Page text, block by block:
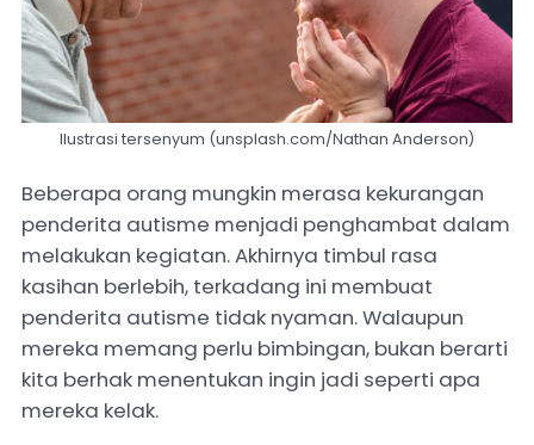
Ilustrasi tersenyum (unsplash.com/Nathan Anderson)
Beberapa orang mungkin merasa kekurangan
penderita autisme menjadi penghambat dalam
melakukan kegiatan. Akhirnya timbul rasa
kasihan berlebih, terkadang ini membuat
penderita autisme tidak nyaman. Walaupun
mereka memang perlu bimbingan, bukan berarti
kita berhak menentukan ingin jadi seperti apa
mereka kelak.